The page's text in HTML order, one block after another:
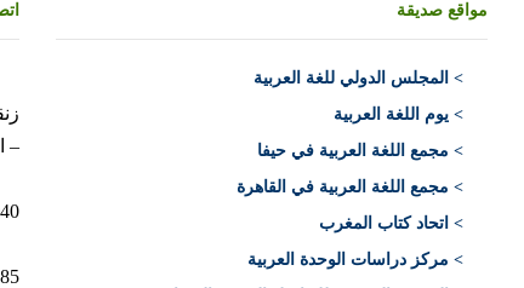
مواقع صديقة
> المجلس الدولي للغة العربية
> يوم اللغة العربية
> مجمع اللغة العربية في حيفا
> مجمع اللغة العربية في القاهرة
> اتحاد كتاب المغرب
> مركز دراسات الوحدة العربية
–
10040